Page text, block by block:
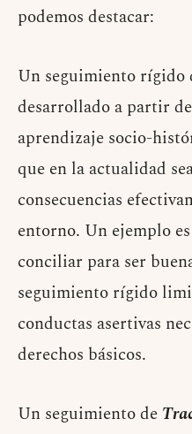
podemos destacar:
Un seguimiento rígido
desarrollado a partir
aprendizaje socio-
que en la actualidad
consecuencias
entorno. Un ejemplo
conciliar para ser
seguimiento rígido
conductas asertivas
derechos básicos.
Un seguimiento de